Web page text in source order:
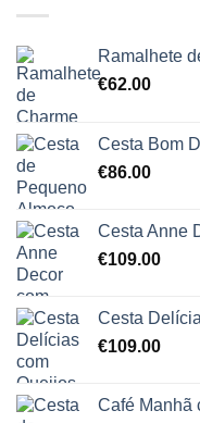
Ramalhete
€62.00
Cesta Bom
€86.00
Cesta Anne
€109.00
Cesta
€109.00
Café Manhã